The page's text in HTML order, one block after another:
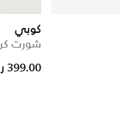
كوبي
شورت
399.00 ر.س